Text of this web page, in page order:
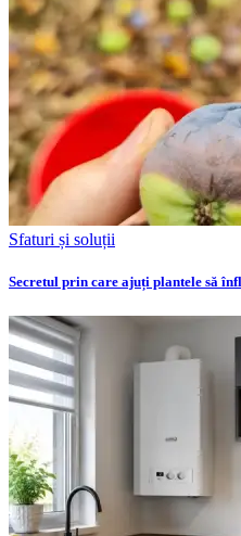
Sfaturi și soluții
Secretul prin care ajuți plantele să